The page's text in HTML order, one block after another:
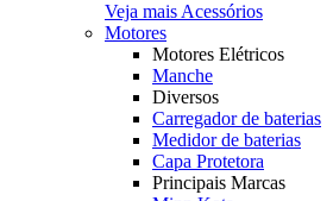
Veja mais Acessórios
Motores
Motores Elétricos
Manche
Diversos
Carregador de baterias
Medidor de baterias
Capa Protetora
Principais Marcas